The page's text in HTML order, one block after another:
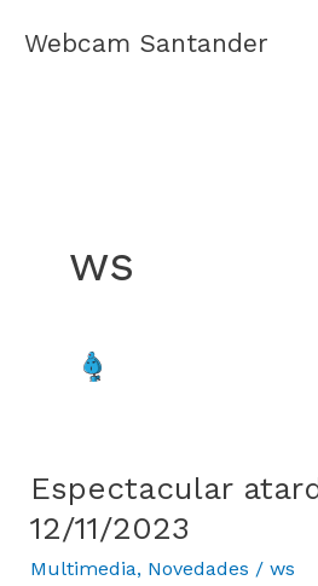
Webcam Santander
ws
Espectacular
12/11/2023
Multimedia, Novedades / ws
Espectacular
atardecer